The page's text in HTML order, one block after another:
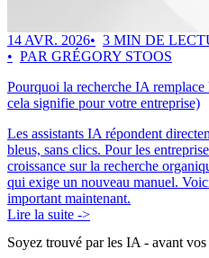
14 AVR. 2026
3 MIN DE
PAR GRÉGORY STOOS
Pourquoi la recherche IA
cela signifie pour votre entreprise)
Les assistants IA répondent
bleus, sans clics. Pour les
croissance sur la recherche
qui exige un nouveau manuel.
important maintenant.
Lire la suite ->
Soyez trouvé par les IA - avant